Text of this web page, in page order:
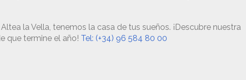
la Vella, tenemos la casa de tus sueños. ¡Descubre nuestra
que termine el año! Tel: (+34) 96 584 80 00